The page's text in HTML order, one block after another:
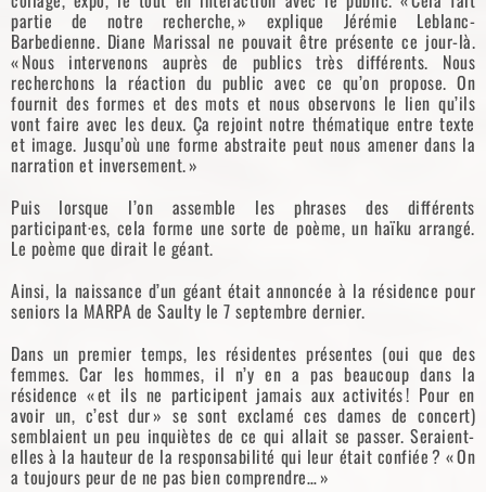
partie de notre recherche, » explique Jérémie Leblanc-
Barbedienne. Diane Marissal ne pouvait être présente ce jour-là.
« Nous intervenons auprès de publics très différents. Nous
recherchons la réaction du public avec ce qu’on propose. On
fournit des formes et des mots et nous observons le lien qu’ils
vont faire avec les deux. Ça rejoint notre thématique entre texte
et image. Jusqu’où une forme abstraite peut nous amener dans la
narration et inversement. »
Puis lorsque l’on assemble les phrases des différents
participant·es, cela forme une sorte de poème, un haïku arrangé.
Le poème que dirait le géant.
Ainsi, la naissance d’un géant était annoncée à la résidence pour
seniors la MARPA de Saulty le 7 septembre dernier.
Dans un premier temps, les résidentes présentes (oui que des
femmes. Car les hommes, il n’y en a pas beaucoup dans la
résidence « et ils ne participent jamais aux activités ! Pour en
avoir un, c’est dur » se sont exclamé ces dames de concert)
semblaient un peu inquiètes de ce qui allait se passer. Seraient-
elles à la hauteur de la responsabilité qui leur était confiée ? « On
a toujours peur de ne pas bien comprendre… »